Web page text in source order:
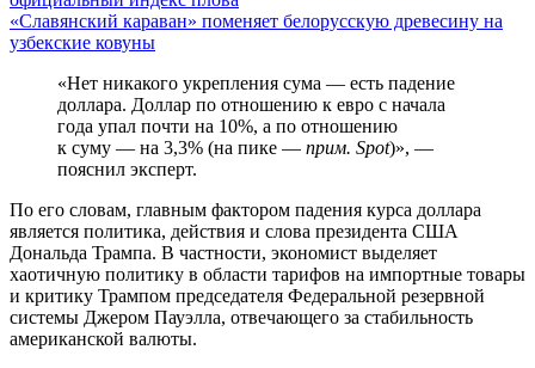
«Славянский караван» поменяет белорусскую древесину на
узбекские ковуны
«Нет никакого укрепления сума — есть падение
доллара. Доллар по отношению к евро с начала
года упал почти на 10%, а по отношению
к суму — на 3,3% (на пике — прим. Spot)», —
пояснил эксперт.
По его словам, главным фактором падения курса доллара
является политика, действия и слова президента США
Дональда Трампа. В частности, экономист выделяет
хаотичную политику в области тарифов на импортные товары
и критику Трампом председателя Федеральной резервной
системы Джером Пауэлла, отвечающего за стабильность
американской валюты.